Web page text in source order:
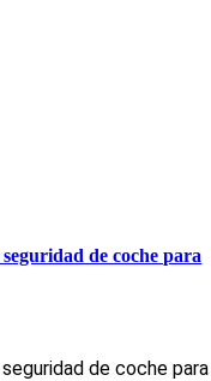
de coche para
de coche para